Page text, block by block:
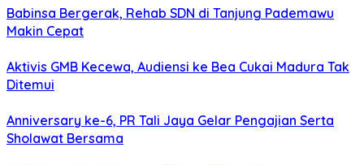
Babinsa Bergerak, Rehab SDN di Tanjung Pademawu
Makin Cepat
Aktivis GMB Kecewa, Audiensi ke Bea Cukai Madura Tak
Ditemui
Anniversary ke-6, PR Tali Jaya Gelar Pengajian Serta
Sholawat Bersama